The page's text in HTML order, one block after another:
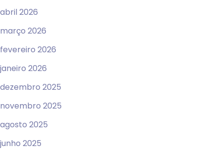
abril 2026
março 2026
fevereiro 2026
janeiro 2026
dezembro 2025
novembro 2025
agosto 2025
junho 2025